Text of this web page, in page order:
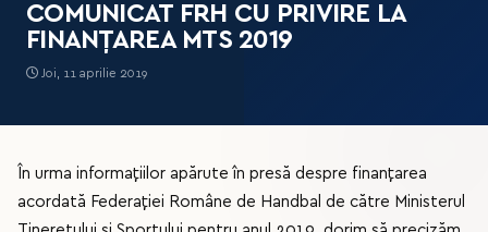
COMUNICAT FRH CU PRIVIRE LA
FINANȚAREA MTS 2019
Joi, 11 aprilie 2019
În urma informațiilor apărute în presă despre finanțarea
acordată Federației Române de Handbal de către Ministerul